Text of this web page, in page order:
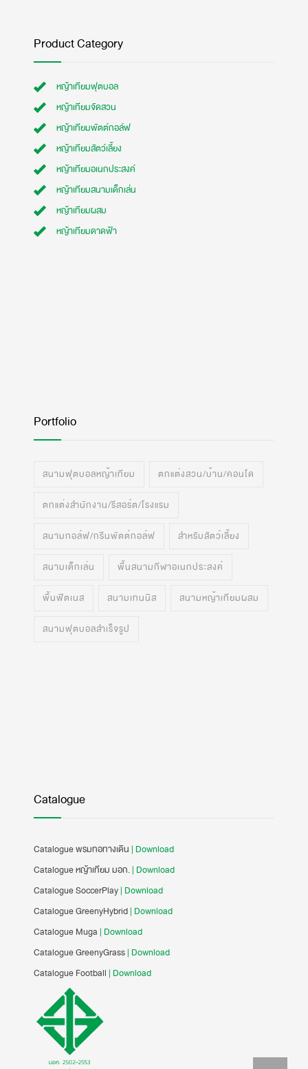
Product Category
หญ้าเทียมฟุตบอล
หญ้าเทียมจัดสวน
หญ้าเทียมพัตต์กอล์ฟ
หญ้าเทียมสัตว์เลี้ยง
หญ้าเทียมอเนกประสงค์
หญ้าเทียมสนามเด็กเล่น
หญ้าเทียมผสม
หญ้าเทียมดาดฟ้า
Portfolio
สนามฟุตบอลหญ้าเทียม ตกแต่งสวน/บ้าน/คอนโด
ตกแต่งสำนักงาน/รีสอร์ต/โรงแรม
สนามกอล์ฟ/กรีนพัตต์กอล์ฟ สำหรับสัตว์เลี้ยง
สนามเด็กเล่น พื้นสนามกีฬาอเนกประสงค์
พื้นฟิตเนส สนามเทนนิส สนามหญ้าเทียมผสม
สนามฟุตบอลสำเร็จรูป
Catalogue
Catalogue พรมทอทางเดิน | Download
Catalogue หญ้าเทียม มอก.| Download
Catalogue SoccerPlay| Download
Catalogue GreenyHybrid| Download
Catalogue Muga | Download
Catalogue GreenyGrass| Download
Catalogue Football | Download